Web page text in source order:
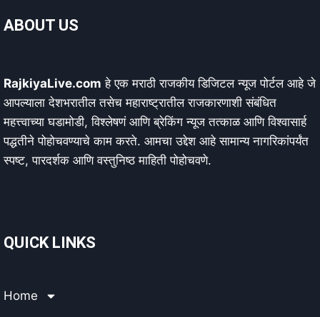
ABOUT US
RajkiyaLive.com हे एक मराठी राजकीय डिजिटल न्यूज पोर्टल आहे जे
आपल्याला देशभरातील तसेच महाराष्ट्रातील राजकारणाशी संबंधित
महत्त्वाच्या घडामोडी, विश्लेषणं आणि ब्रेकिंग न्यूज तत्काळ आणि विश्वासार्ह
पद्धतीने पोहोचवण्याचे काम करते. आमचा उद्देश आहे सामान्य नागरिकांपर्यंत
स्पष्ट, पारदर्शक आणि वस्तुनिष्ठ माहिती पोहोचवणे.
QUICK LINKS
Home